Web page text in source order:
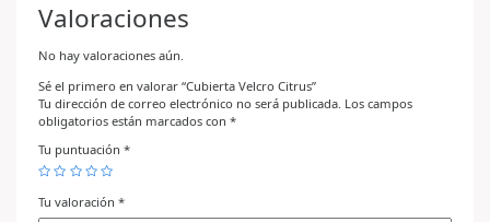
Valoraciones
No hay valoraciones aún.
Sé el primero en valorar “Cubierta Velcro Citrus”
Tu dirección de correo electrónico no será publicada. Los campos
obligatorios están marcados con *
Tu puntuación *
Tu valoración *